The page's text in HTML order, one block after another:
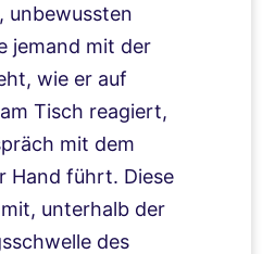
unbewussten
jemand mit der
wie er auf
Tisch reagiert,
mit dem
Hand führt. Diese
unterhalb der
des